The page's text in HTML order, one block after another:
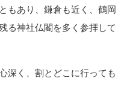
、ようやくにして此の